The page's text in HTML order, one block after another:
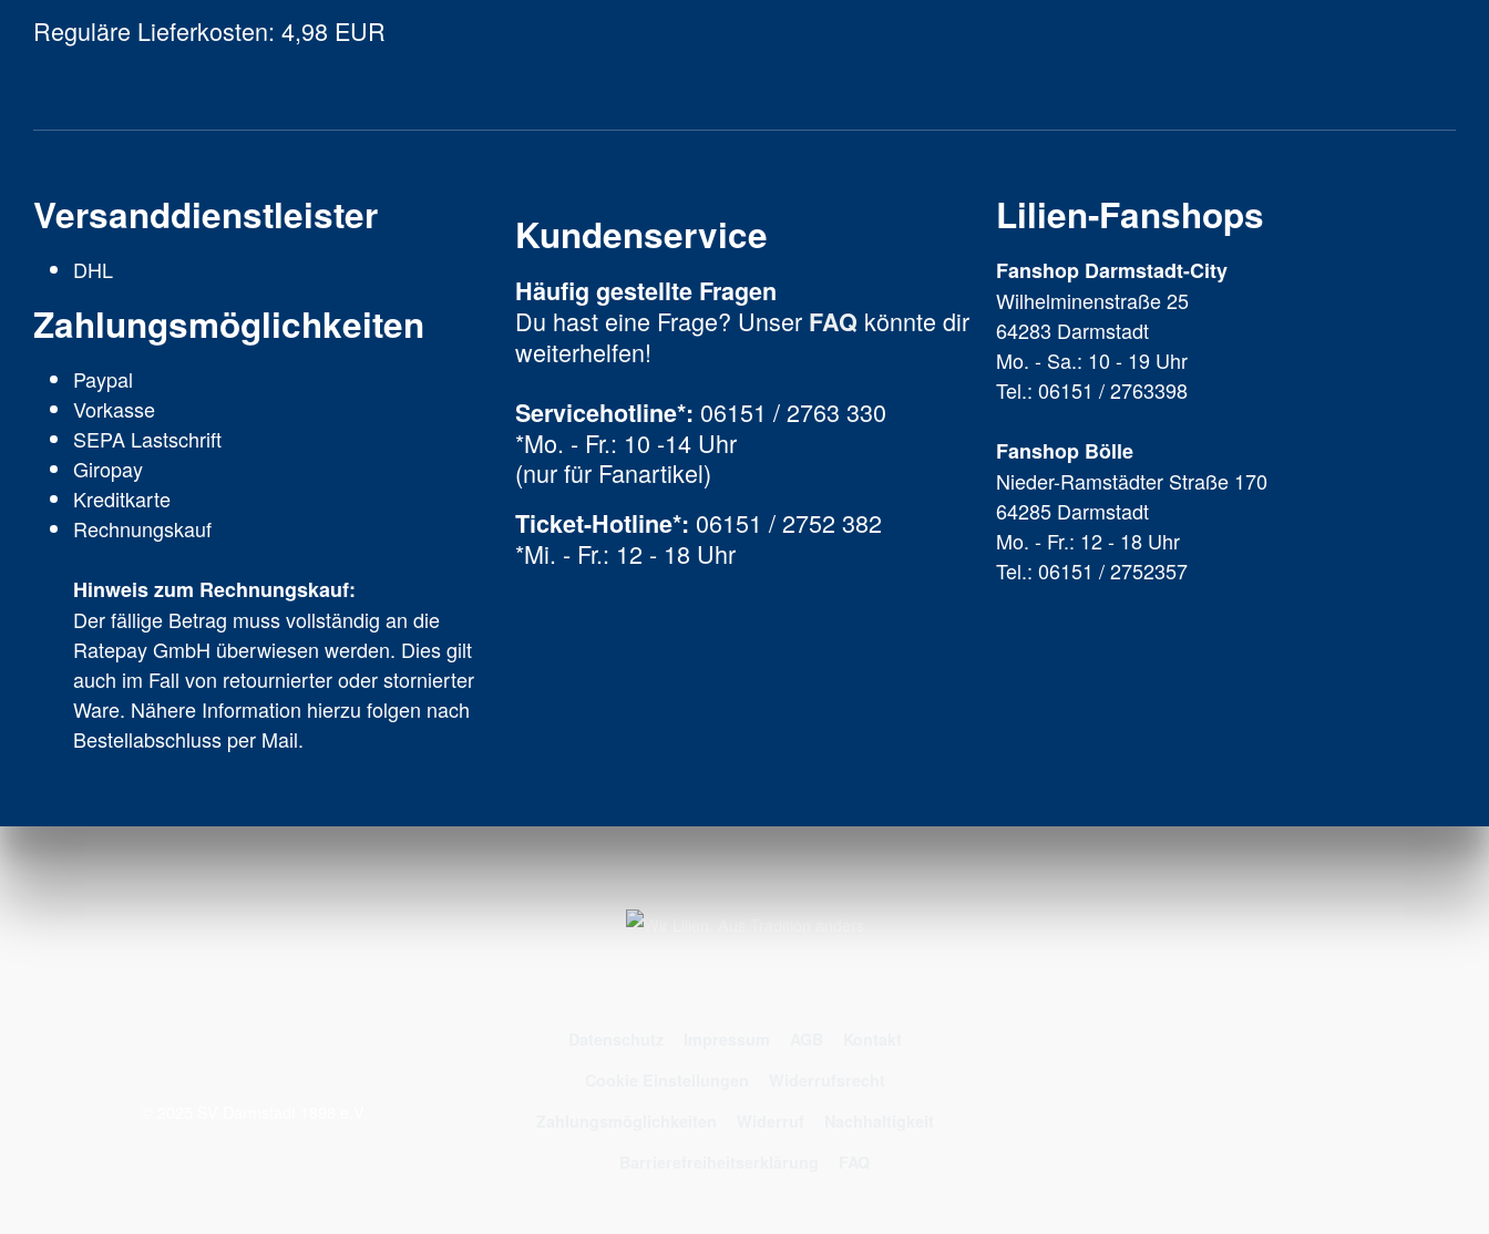
Reguläre Lieferkosten: 4,98 EUR
Versanddienstleister
DHL
Zahlungsmöglichkeiten
Paypal
Vorkasse
SEPA Lastschrift
Giropay
Kreditkarte
Rechnungskauf
Hinweis zum Rechnungskauf:
Der fällige Betrag muss vollständig an die
Ratepay GmbH überwiesen werden. Dies gilt
auch im Fall von retournierter oder stornierter
Ware. Nähere Information hierzu folgen nach
Bestellabschluss per Mail.
Kundenservice
Häufig gestellte Fragen
Du hast eine Frage? Unser FAQ könnte dir
weiterhelfen!
Servicehotline*: 06151 / 2763 330
*Mo. - Fr.: 10 -14 Uhr
(nur für Fanartikel)
Ticket-Hotline*: 06151 / 2752 382
*Mi. - Fr.: 12 - 18 Uhr
Lilien-Fanshops
Fanshop Darmstadt-City
Wilhelminenstraße 25
64283 Darmstadt
Mo. - Sa.: 10 - 19 Uhr
Tel.: 06151 / 2763398
Fanshop Bölle
Nieder-Ramstädter Straße 170
64285 Darmstadt
Mo. - Fr.: 12 - 18 Uhr
Tel.: 06151 / 2752357